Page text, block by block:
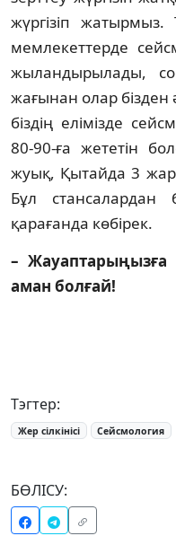
жүр­гізіп жатырмыз.
мем­лекеттерде
жыландырылады,
жағынан олар бізден
біздің елімізде
80-90-ға жететін
жуық, Қытайда 3
Бұл станса­лар­дан
қарағанда көбірек.
– Жауаптарыңызға
аман болғай!
Тэгтер:
Жер сілкінісі Сейсмология
БӨЛІСУ: